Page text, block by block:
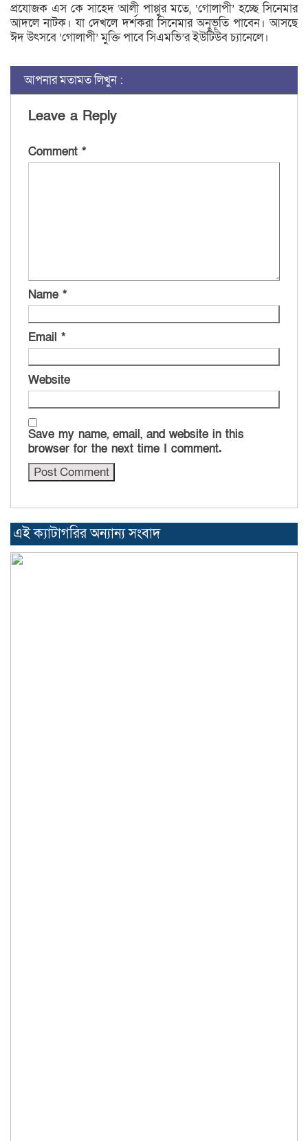
প্রযোজক এস কে সাহেদ আলী পাপ্পুর মতে, ‘গোলাপী’ হচ্ছে সিনেমার
আদলে নাটক। যা দেখলে দর্শকরা সিনেমার অনুভূতি পাবেন। আসছে
ঈদ উৎসবে ‘গোলাপী’ মুক্তি পাবে সিএমভি’র ইউটিউব চ্যানেলে।
আপনার মতামত লিখুন :
Leave a Reply
Comment *
Name *
Email *
Website
Save my name, email, and website in this
browser for the next time I comment.
এই ক্যাটাগরির অন্যান্য সংবাদ